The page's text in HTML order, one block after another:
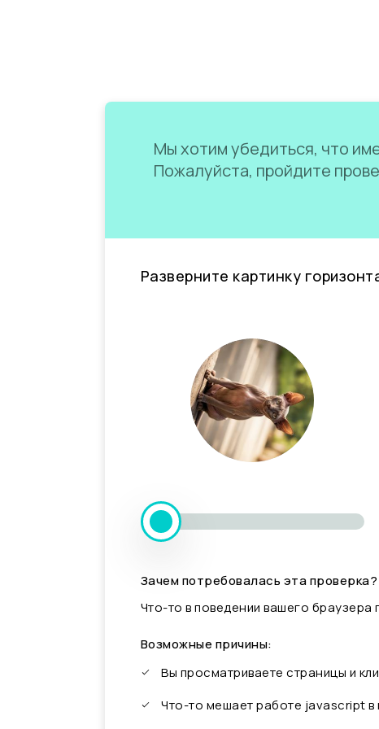
Мы хотим убедиться, что
Пожалуйста, пройдите
Разверните картинку
Зачем потребовалась эта проверка?
Что-то в поведении вашего браузера
Возможные причины:
Вы просматриваете страницы и
Что-то мешает работе javascript в